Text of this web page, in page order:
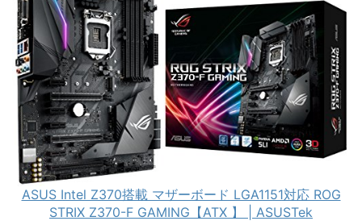
ASUS Intel Z370搭載 マザーボード LGA1151対応 ROG
STRIX Z370-F GAMING【ATX 】 | ASUSTek